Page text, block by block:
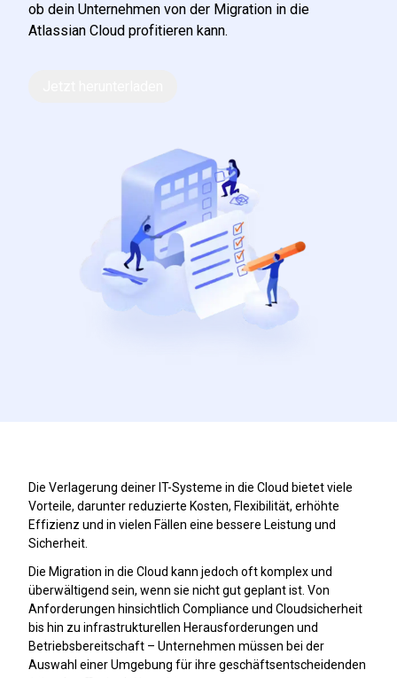
ob dein Unternehmen von der Migration in die
Atlassian Cloud profitieren kann.
Die Verlagerung deiner IT-Systeme in die Cloud bietet viele
Vorteile, darunter reduzierte Kosten, Flexibilität, erhöhte
Effizienz und in vielen Fällen eine bessere Leistung und
Sicherheit.
Die Migration in die Cloud kann jedoch oft komplex und
überwältigend sein, wenn sie nicht gut geplant ist. Von
Anforderungen hinsichtlich Compliance und Cloudsicherheit
bis hin zu infrastrukturellen Herausforderungen und
Betriebsbereitschaft – Unternehmen müssen bei der
Auswahl einer Umgebung für ihre geschäftsentscheidenden